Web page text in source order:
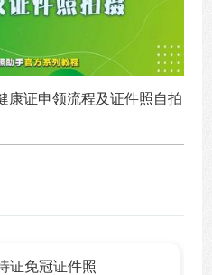
康证申领流程及证件照自拍
证免冠证件照